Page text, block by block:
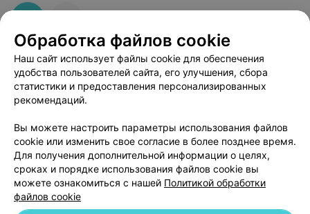
Добавить специалиста
Обработка файлов cookie
Наш сайт использует файлы cookie для обеспечения
удобства пользователей сайта, его улучшения, сбора
статистики и предоставления персонализированных
рекомендаций.
Вы можете настроить параметры использования файлов
cookie или изменить свое согласие в более позднее время.
Для получения дополнительной информации о целях,
сроках и порядке использования файлов cookie вы
можете ознакомиться с нашей Политикой обработки
файлов cookie